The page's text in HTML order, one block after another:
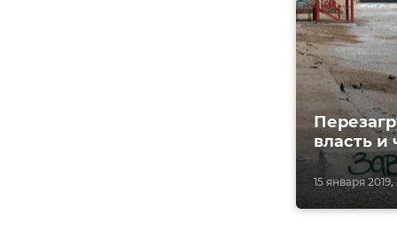
15 января
власть и